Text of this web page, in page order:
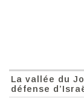
La vallée du
défense